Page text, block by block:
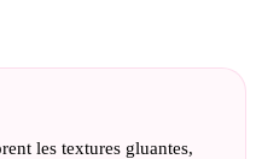
les textures gluantes,